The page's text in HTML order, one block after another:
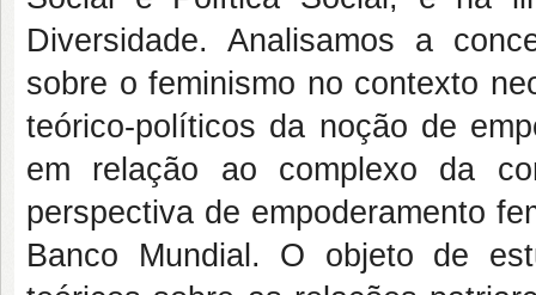
Diversidade. Analisamos a
sobre o feminismo no contexto
teórico-políticos da noção de
em relação ao complexo da
perspectiva de empoderamento
Banco Mundial. O objeto de